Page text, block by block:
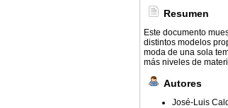
Resumen
Este documento
distintos modelos
moda de una sola
más niveles de
Autores
José-Luis